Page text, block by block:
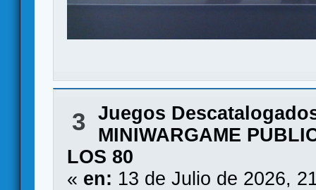
3 Juegos
MINIWARGAME
LOS 80
« en: 13 de Julio de 2026,